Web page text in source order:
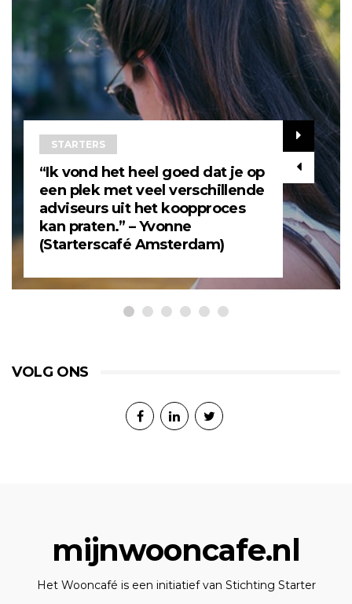
STARTERS
“Ik vond het heel goed dat je op
een plek met veel verschillende
adviseurs uit het koopproces
kan praten.” – Yvonne
(Starterscafé Amsterdam)
VOLG ONS
mijnwooncafe.nl
Het Wooncafé is een initiatief van Stichting Starter